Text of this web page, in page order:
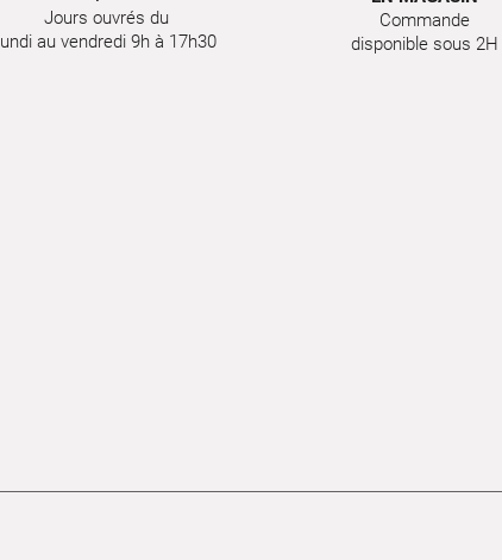
Jours ouvrés du
lundi au vendredi 9h à 17h30
Commande
disponible sous 2H